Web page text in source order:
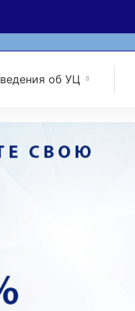
об УЦ